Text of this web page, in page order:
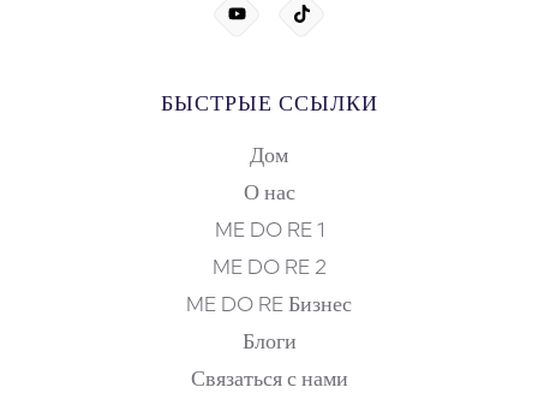
БЫСТРЫЕ ССЫЛКИ
Дом
О нас
ME DO RE 1
ME DO RE 2
ME DO RE Бизнес
Блоги
Связаться с нами